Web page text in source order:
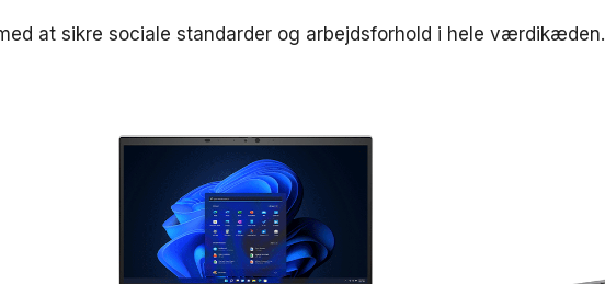
at sikre sociale standarder og arbejdsforhold i hele værdikæden.